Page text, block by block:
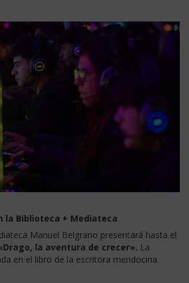
Biblioteca + Mediateca
Manuel Belgrano presentará hasta el
la aventura de crecer». La
en el libro de la escritora mendocina